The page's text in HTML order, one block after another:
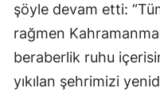
şöyle devam etti:
rağmen
beraberlik ruhu
yıkılan şehrimizi